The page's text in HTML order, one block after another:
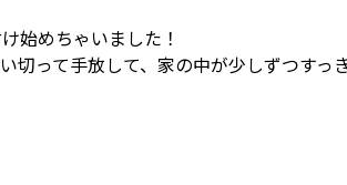
始めちゃいました！
って手放して、家の中が少しずつすっ